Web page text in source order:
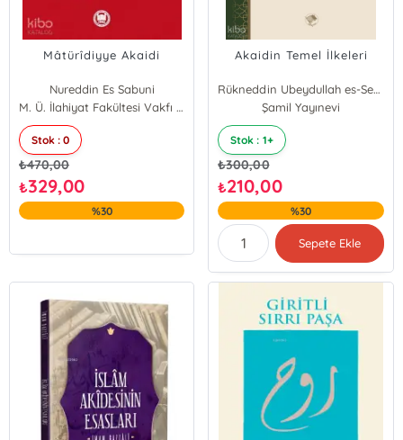
Mâtürîdiyye Akaidi
Nureddin Es Sabuni
M. Ü. İlahiyat Fakültesi Vakfı Yayınları
Stok : 0
₺470,00
₺329,00
%30
Akaidin Temel İlkeleri
Rükneddin Ubeydullah es-Semerkandî
Şamil Yayınevi
Stok : 1+
₺300,00
₺210,00
%30
Sepete Ekle